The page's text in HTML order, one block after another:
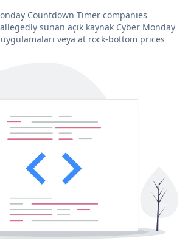
Countdown Timer companies
sunan açık kaynak Cyber Monday
veya at rock-bottom prices